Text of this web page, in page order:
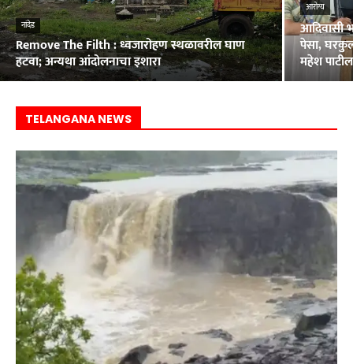
नांदेड
Remove The Filth : ध्वजारोहण स्थळावरील घाण
हटवा; अन्यथा आंदोलनाचा इशारा
आरोग्य
आदिवासी
पेसा,
महेश पाटील
TELANGANA NEWS